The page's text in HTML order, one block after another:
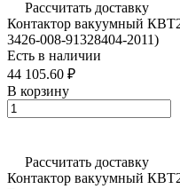
Рассчитать доставку
Контактор вакуумный
3426-008-91328404-2011)
Есть в наличии
44 105.60 ₽
В корзину
Рассчитать доставку
Контактор вакуумный